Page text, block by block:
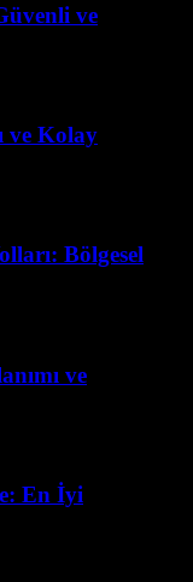
ve
ve Kolay
Bölgesel
ve
En İyi